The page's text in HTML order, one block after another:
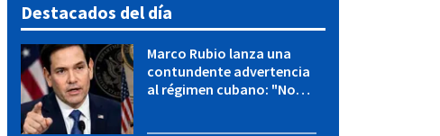
Destacados del día
Marco Rubio lanza una
contundente advertencia
al régimen cubano: "No